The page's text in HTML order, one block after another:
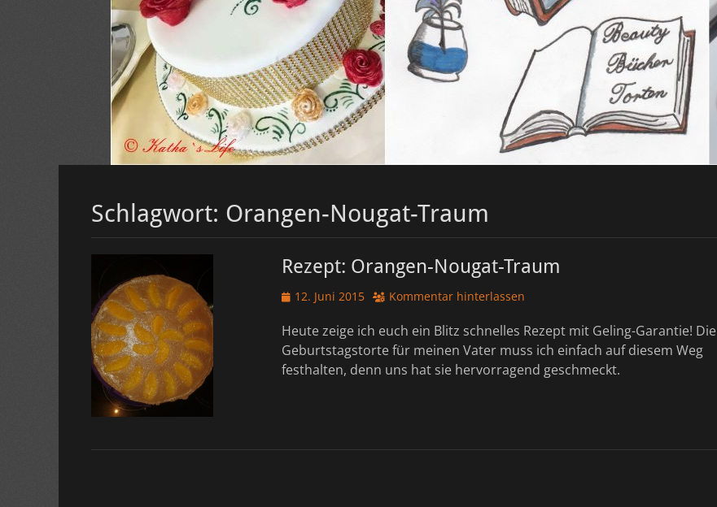
Schlagwort: Orangen-Nougat-Traum
Rezept: Orangen-Nougat-Traum
Veröffentlicht
12. Juni 2015 Kommentar hinterlassen
Heute zeige ich euch ein Blitz schnelles Rezept mit Geling-Garantie! Die
Geburtstagstorte für meinen Vater muss ich einfach auf diesem Weg
festhalten, denn uns hat sie hervorragend geschmeckt.